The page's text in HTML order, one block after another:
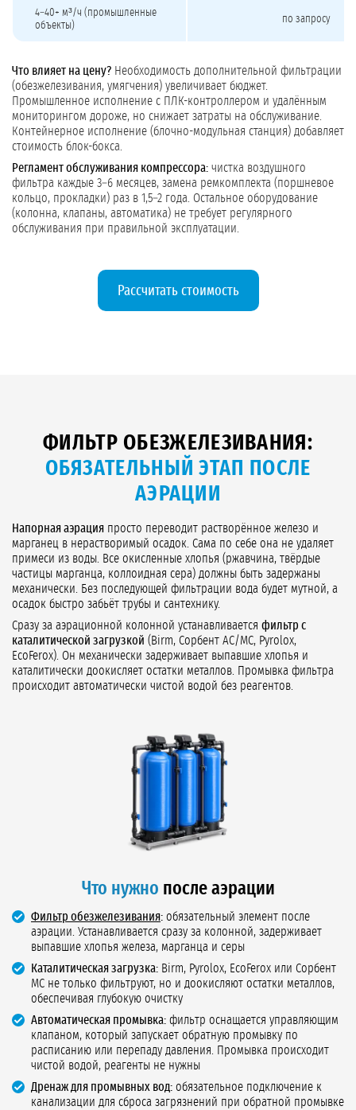
4–40+ м³/ч (промышленные
объекты)
по запросу
Что влияет на цену? Необходимость дополнительной фильтрации
(обезжелезивания, умягчения) увеличивает бюджет.
Промышленное исполнение с ПЛК-контроллером и удалённым
мониторингом дороже, но снижает затраты на обслуживание.
Контейнерное исполнение (блочно-модульная станция) добавляет
стоимость блок-бокса.
Регламент обслуживания компрессора: чистка воздушного
фильтра каждые 3–6 месяцев, замена ремкомплекта (поршневое
кольцо, прокладки) раз в 1,5–2 года. Остальное оборудование
(колонна, клапаны, автоматика) не требует регулярного
обслуживания при правильной эксплуатации.
Рассчитать стоимость
ФИЛЬТР ОБЕЗЖЕЛЕЗИВАНИЯ:
ОБЯЗАТЕЛЬНЫЙ ЭТАП ПОСЛЕ
АЭРАЦИИ
Напорная аэрация просто переводит растворённое железо и
марганец в нерастворимый осадок. Сама по себе она не удаляет
примеси из воды. Все окисленные хлопья (ржавчина, твёрдые
частицы марганца, коллоидная сера) должны быть задержаны
механически. Без последующей фильтрации вода будет мутной, а
осадок быстро забьёт трубы и сантехнику.
Сразу за аэрационной колонной устанавливается фильтр с
каталитической загрузкой (Birm, Сорбент АС/МС, Pyrolox,
EcoFerox). Он механически задерживает выпавшие хлопья и
каталитически доокисляет остатки металлов. Промывка фильтра
происходит автоматически чистой водой без реагентов.
Что нужно после аэрации
Фильтр обезжелезивания: обязательный элемент после
аэрации. Устанавливается сразу за колонной, задерживает
выпавшие хлопья железа, марганца и серы
Каталитическая загрузка: Birm, Pyrolox, EcoFerox или Сорбент
МС не только фильтруют, но и доокисляют остатки металлов,
обеспечивая глубокую очистку
Автоматическая промывка: фильтр оснащается управляющим
клапаном, который запускает обратную промывку по
расписанию или перепаду давления. Промывка происходит
чистой водой, реагенты не нужны
Дренаж для промывных вод: обязательное подключение к
канализации для сброса загрязнений при обратной промывке